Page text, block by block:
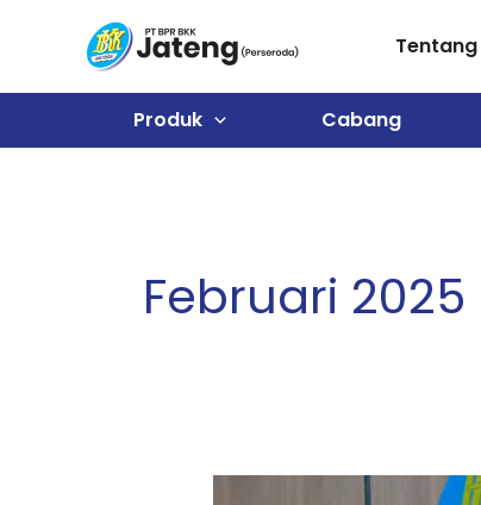
Produk Cabang
Februari 2025
Penandatanganan